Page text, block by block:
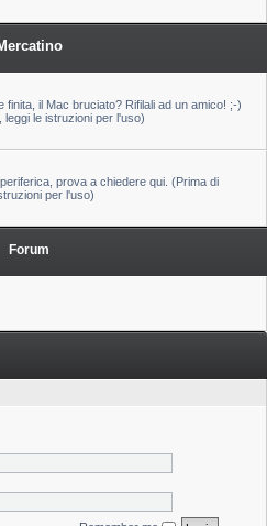
finita, il Mac bruciato? Rifilali ad un amico! ;-)
le istruzioni per l'uso)
prova a chiedere qui. (Prima di
per l'uso)
Forum